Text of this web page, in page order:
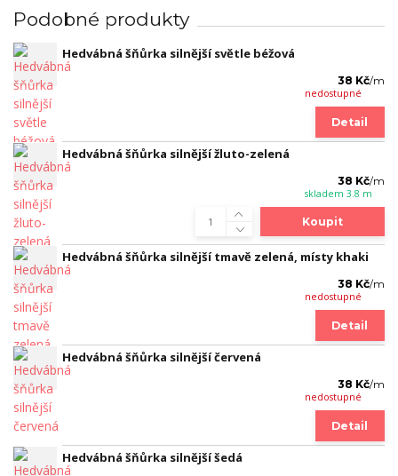
Podobné produkty
Hedvábná šňůrka silnější světle béžová
38 Kč/m
nedostupné
Detail
Hedvábná šňůrka silnější žluto-zelená
38 Kč/m
skladem 3.8 m
Koupit
Hedvábná šňůrka silnější tmavě zelená, místy khaki
38 Kč/m
nedostupné
Detail
Hedvábná šňůrka silnější červená
38 Kč/m
nedostupné
Detail
Hedvábná šňůrka silnější šedá